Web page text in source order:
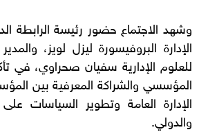
وشهد الاجتماع حضور رئيسة الرابطة
الإدارة البروفيسورة ليزل لويز،
للعلوم الإدارية سفيان صحراوي، في
المؤسسي والشراكة المعرفية بين
الإدارة العامة وتطوير السياسات
والدولي.